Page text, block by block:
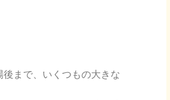
まで、いくつもの大きな